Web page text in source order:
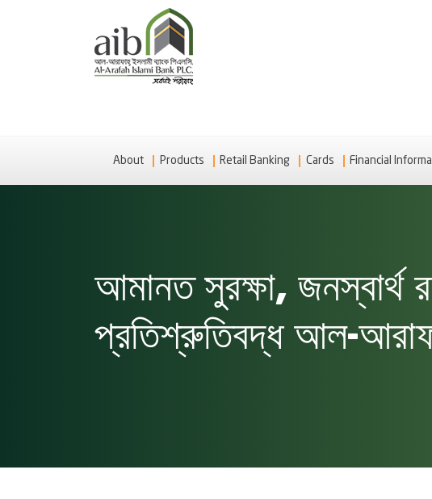
About Products Retail Banking Cards Financial
আমানত সুরক্ষা, জনস্বার্থ
প্রতিশ্রুতিবদ্ধ আল-